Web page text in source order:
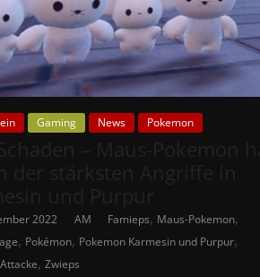
Gaming News Pokemon
2022 AM Famieps, Maus-Pokemon,
, Pokémon, Pokemon Karmesin und Purpur,
, Zwieps